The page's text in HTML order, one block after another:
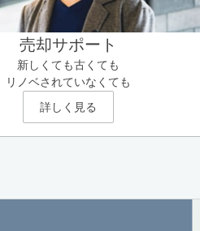
売却サポート
新しくても古くても
リノベされていなくても
詳しく見る